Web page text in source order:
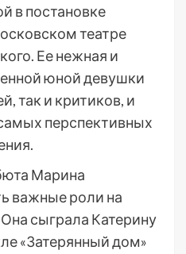
в постановке
театре
Ее нежная и
юной девушки
так и критиков, и
перспективных
Марина
важные роли на
сыграла Катерину
«Затерянный дом»